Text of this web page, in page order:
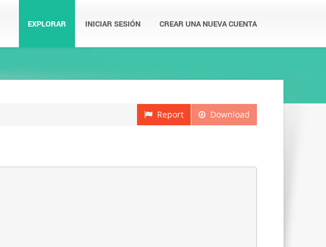
EXPLORAR INICIAR SESIÓN CREAR UNA NUEVA CUENTA
Download
Report